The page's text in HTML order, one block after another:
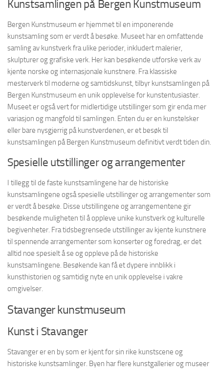
Kunstsamlingen på Bergen Kunstmuseum
Bergen Kunstmuseum er hjemmet til en imponerende
kunstsamling som er verdt å besøke. Museet har en omfattende
samling av kunstverk fra ulike perioder, inkludert malerier,
skulpturer og grafiske verk. Her kan besøkende utforske verk av
kjente norske og internasjonale kunstnere. Fra klassiske
mesterverk til moderne og samtidskunst, tilbyr kunstsamlingen på
Bergen Kunstmuseum en unik opplevelse for kunstentusiaster.
Museet er også vert for midlertidige utstillinger som gir enda mer
variasjon og mangfold til samlingen. Enten du er en kunstelsker
eller bare nysgjerrig på kunstverdenen, er et besøk til
kunstsamlingen på Bergen Kunstmuseum definitivt verdt tiden din.
Spesielle utstillinger og arrangementer
I tillegg til de faste kunstsamlingene har de historiske
kunstsamlingene også spesielle utstillinger og arrangementer som
er verdt å besøke. Disse utstillingene og arrangementene gir
besøkende muligheten til å oppleve unike kunstverk og kulturelle
begivenheter. Fra tidsbegrensede utstillinger av kjente kunstnere
til spennende arrangementer som konserter og foredrag, er det
alltid noe spesielt å se og oppleve på de historiske
kunstsamlingene. Besøkende kan få et dypere innblikk i
kunsthistorien og samtidig nyte en unik opplevelse i vakre
omgivelser.
Stavanger kunstmuseum
Kunst i Stavanger
Stavanger er en by som er kjent for sin rike kunstscene og
historiske kunstsamlinger. Byen har flere kunstgallerier og museer